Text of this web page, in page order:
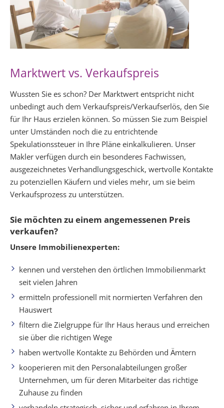
Marktwert vs. Verkaufspreis
Wussten Sie es schon? Der Marktwert entspricht nicht
unbedingt auch dem Verkaufspreis/Verkaufserlös, den Sie
für Ihr Haus erzielen können. So müssen Sie zum Beispiel
unter Umständen noch die zu entrichtende
Spekulationssteuer in Ihre Pläne einkalkulieren. Unser
Makler verfügen durch ein besonderes Fachwissen,
ausgezeichnetes Verhandlungsgeschick, wertvolle Kontakte
zu potenziellen Käufern und vieles mehr, um sie beim
Verkaufsprozess zu unterstützen.
Sie möchten zu einem angemessenen Preis
verkaufen?
Unsere Immobilienexperten:
kennen und verstehen den örtlichen Immobilienmarkt
seit vielen Jahren
ermitteln professionell mit normierten Verfahren den
Hauswert
filtern die Zielgruppe für Ihr Haus heraus und erreichen
sie über die richtigen Wege
haben wertvolle Kontakte zu Behörden und Ämtern
kooperieren mit den Personalabteilungen großer
Unternehmen, um für deren Mitarbeiter das richtige
Zuhause zu finden